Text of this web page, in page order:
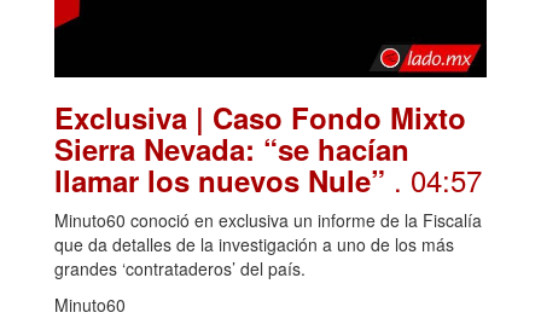
Exclusiva | Caso Fondo Mixto
Sierra Nevada: “se hacían
llamar los nuevos Nule” . 04:57
Minuto60 conoció en exclusiva un informe de la Fiscalía
que da detalles de la investigación a uno de los más
grandes ‘contrataderos’ del país.
Minuto60